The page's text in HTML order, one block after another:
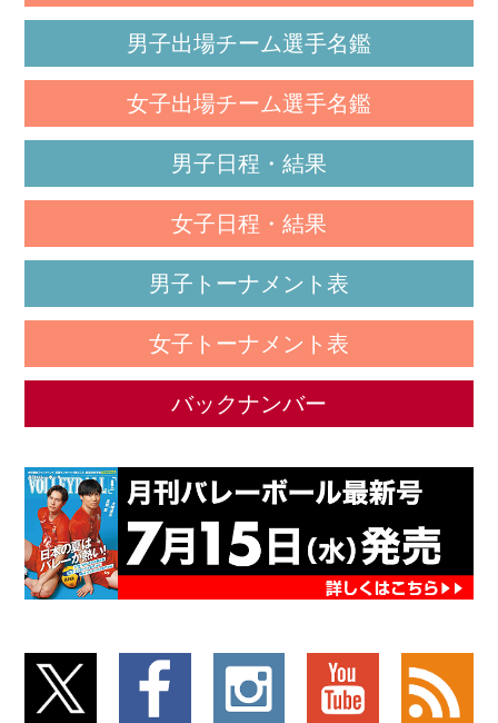
男子出場チーム選手名鑑
女子出場チーム選手名鑑
男子日程・結果
女子日程・結果
男子トーナメント表
女子トーナメント表
バックナンバー